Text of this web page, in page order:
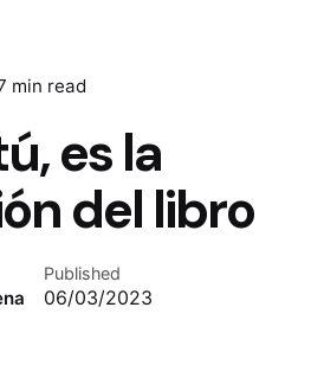
min read
es la
del libro
Published
06/03/2023